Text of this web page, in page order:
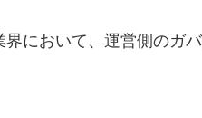
界において、運営側のガ